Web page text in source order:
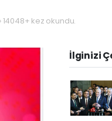
14048+ kez okundu.
İlginizi